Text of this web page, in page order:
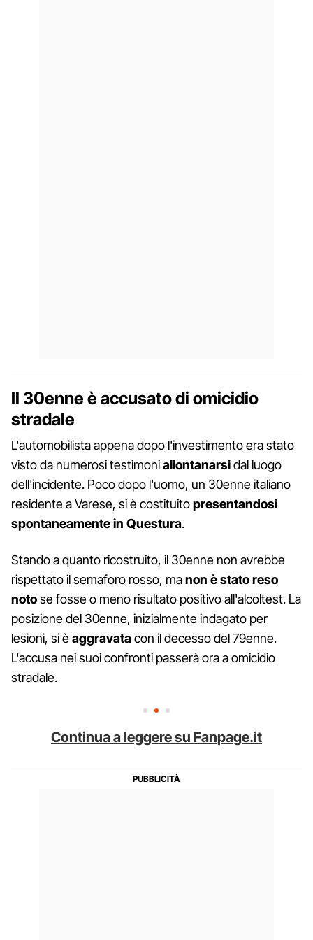
Il 30enne è accusato di omicidio
stradale
L'automobilista appena dopo l'investimento era stato
visto da numerosi testimoniallontanarsidal luogo
dell'incidente. Poco dopo l'uomo, un 30enne italiano
residente a Varese, si è costituitopresentandosi
spontaneamente in Questura.
Stando a quanto ricostruito, il 30enne non avrebbe
rispettato il semaforo rosso, manon è stato reso
notose fosse o meno risultato positivo all'alcoltest. La
posizione del 30enne, inizialmente indagato per
lesioni, si èaggravatacon il decesso del 79enne.
L'accusa nei suoi confronti passerà ora a omicidio
stradale.
Continua a leggere su Fanpage.it